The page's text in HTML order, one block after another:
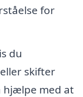
for
du
skifter
hjælpe med at